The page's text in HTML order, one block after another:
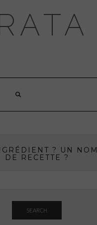
? UN NOM
DE RECETTE ?
SEARCH